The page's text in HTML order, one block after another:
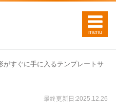
がすぐに手に入るテンプレートサ
最終更新日:2025.12.26